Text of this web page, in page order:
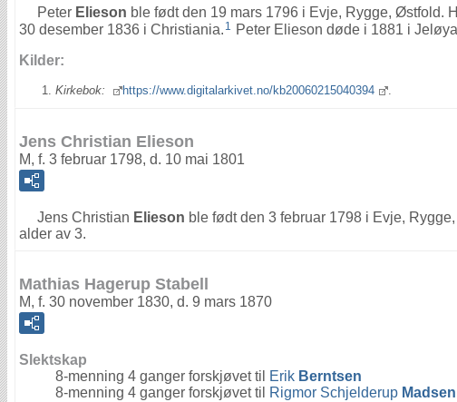
Peter Elieson ble født den 19 mars 1796 i Evje, Rygge, Østfold.
30 desember 1836 i Christiania. 1 Peter Elieson døde i 1881 i
Kilder:
Kirkebok: https://www.digitalarkivet.no/kb20060215040394
Jens Christian Elieson
M, f. 3 februar 1798, d. 10 mai 1801
Jens Christian Elieson ble født den 3 februar 1798 i Evje,
alder av 3.
Mathias Hagerup Stabell
M, f. 30 november 1830, d. 9 mars 1870
Slektskap
8-menning 4 ganger forskjøvet til
Erik Berntsen
8-menning 4 ganger forskjøvet til
Rigmor Schjelderup Madsen